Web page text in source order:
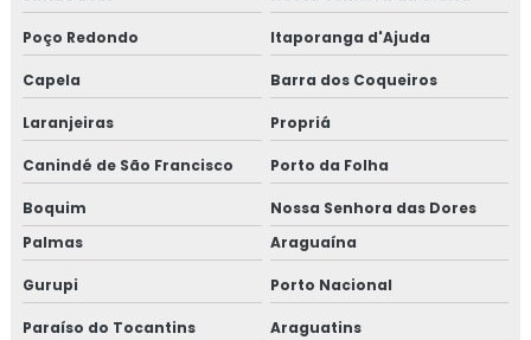
Poço Redondo Itaporanga d'Ajuda
Capela Barra dos Coqueiros
Laranjeiras Propriá
Canindé de São Francisco Porto da Folha
Boquim
Nossa Senhora das Dores
Palmas
Araguaína
Gurupi Porto Nacional
Paraíso do Tocantins Araguatins